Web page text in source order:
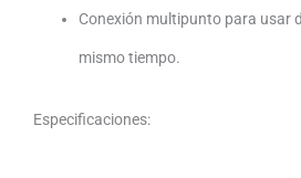
Conexión multipunto para usar
mismo tiempo.
Especificaciones: